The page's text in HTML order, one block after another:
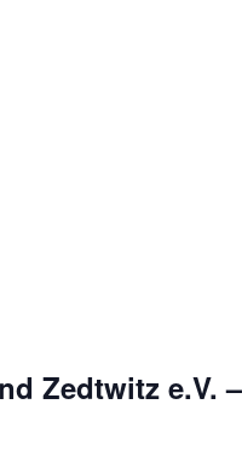
Zedtwitz e.V.